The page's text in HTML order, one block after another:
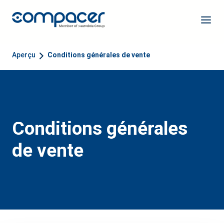
Aperçu Conditions générales de vente
Conditions générales
de vente